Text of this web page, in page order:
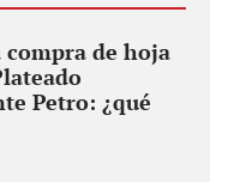
de hoja
Petro: ¿qué